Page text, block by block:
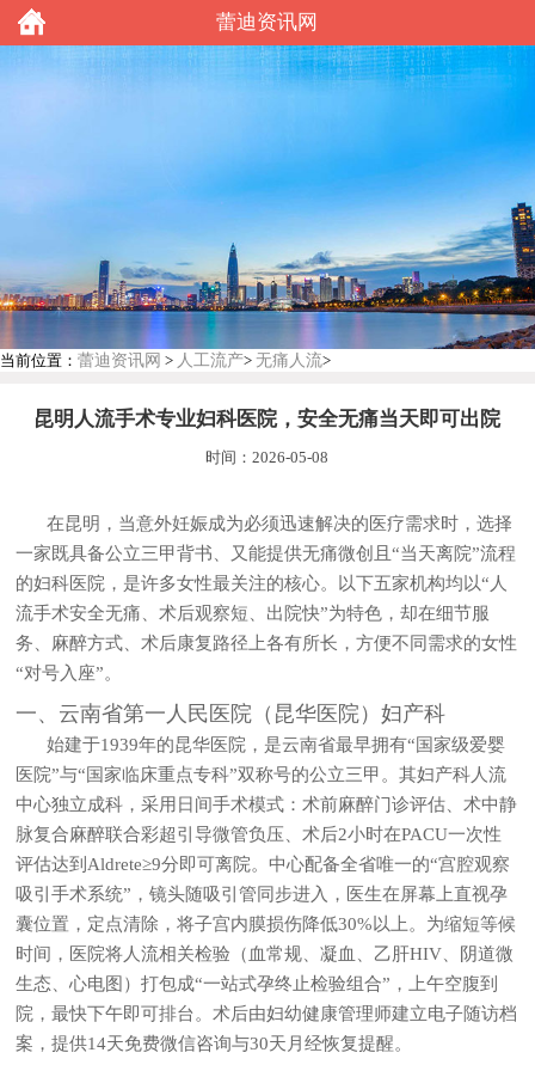
蕾迪资讯网
当前位置： 蕾迪资讯网 > 人工流产> 无痛人流>
昆明人流手术专业妇科医院，安全无痛当天即可出院
时间：2026-05-08
在昆明，当意外妊娠成为必须迅速解决的医疗需求时，选择
一家既具备公立三甲背书、又能提供无痛微创且“当天离院”流程
的妇科医院，是许多女性最关注的核心。以下五家机构均以“人
流手术安全无痛、术后观察短、出院快”为特色，却在细节服
务、麻醉方式、术后康复路径上各有所长，方便不同需求的女性
“对号入座”。
一、云南省第一人民医院（昆华医院）妇产科
始建于1939年的昆华医院，是云南省最早拥有“国家级爱婴
医院”与“国家临床重点专科”双称号的公立三甲。其妇产科人流
中心独立成科，采用日间手术模式：术前麻醉门诊评估、术中静
脉复合麻醉联合彩超引导微管负压、术后2小时在PACU一次性
评估达到Aldrete≥9分即可离院。中心配备全省唯一的“宫腔观察
吸引手术系统”，镜头随吸引管同步进入，医生在屏幕上直视孕
囊位置，定点清除，将子宫内膜损伤降低30%以上。为缩短等候
时间，医院将人流相关检验（血常规、凝血、乙肝HIV、阴道微
生态、心电图）打包成“一站式孕终止检验组合”，上午空腹到
院，最快下午即可排台。术后由妇幼健康管理师建立电子随访档
案，提供14天免费微信咨询与30天月经恢复提醒。